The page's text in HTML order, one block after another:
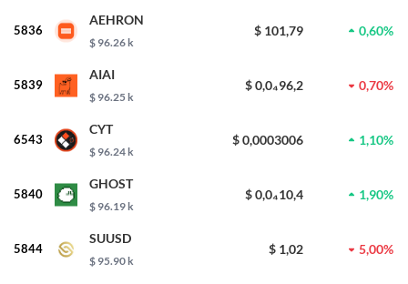
5836
AEHRON
$ 96.26 k
$ 101,79 0,60%
5839
AIAI
$ 96.25 k
$ 0,0₄96,2 0,70%
6543
CYT
$ 96.24 k
$ 0,0003006 1,10%
5840
GHOST
$ 96.19 k
$ 0,0₄10,4 1,90%
5844
SUUSD
$ 95.90 k
$ 1,02 5,00%